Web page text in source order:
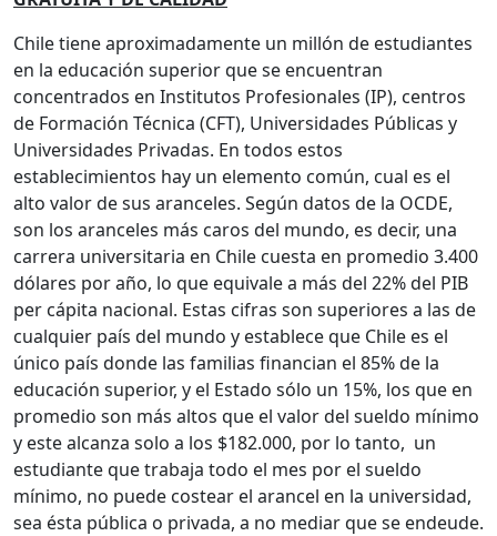
Chile tiene aproximadamente un millón de estudiantes
en la educación superior que se encuentran
concentrados en Institutos Profesionales (IP), centros
de Formación Técnica (CFT), Universidades Públicas y
Universidades Privadas. En todos estos
establecimientos hay un elemento común, cual es el
alto valor de sus aranceles. Según datos de la OCDE,
son los aranceles más caros del mundo, es decir, una
carrera universitaria en Chile cuesta en promedio 3.400
dólares por año, lo que equivale a más del 22% del PIB
per cápita nacional. Estas cifras son superiores a las de
cualquier país del mundo y establece que Chile es el
único país donde las familias financian el 85% de la
educación superior, y el Estado sólo un 15%, los que en
promedio son más altos que el valor del sueldo mínimo
y este alcanza solo a los $182.000, por lo tanto, un
estudiante que trabaja todo el mes por el sueldo
mínimo, no puede costear el arancel en la universidad,
sea ésta pública o privada, a no mediar que se endeude.